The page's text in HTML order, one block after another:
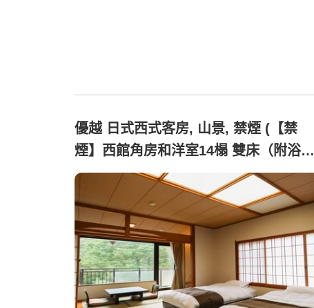
優越 日式西式客房, 山景, 禁煙 (【禁
煙】西館角房和洋室14榻 雙床（附浴室
及廁所）)